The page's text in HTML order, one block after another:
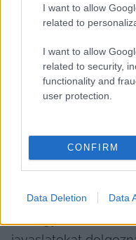
I want to allow
related to
I want to allow
related to security,
functionality and
user protection.
CONFIRM
Data Deletion Data
felé az ügyben. Erre
került sor, aminek
cserébe a kormány
forrást, illetve
Programon
hozzájárulásból –
képviselők